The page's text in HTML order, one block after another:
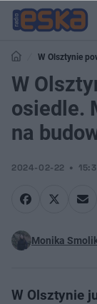
W Olsztynie
nowych bloków
W
osiedle.
na
2024-02-22
Monika
W Olsztynie